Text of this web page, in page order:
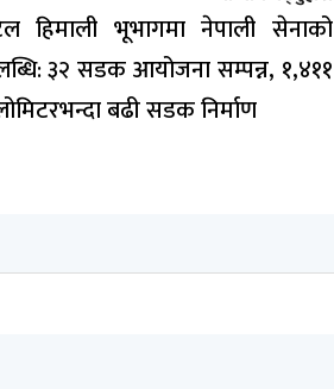
हिमाली भूभागमा नेपाली सेनाको
३२ सडक आयोजना सम्पन्न, १,४११
बढी सडक निर्माण